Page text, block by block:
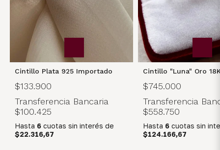
Cintillo Plata 925 Importado
$133.900
Transferencia Bancaria
$100.425
Hasta 6 cuotas sin interés de
$22.316,67
Cintillo "Luna" Oro
$745.000
Transferencia
$558.750
Hasta 6 cuotas sin
$124.166,67